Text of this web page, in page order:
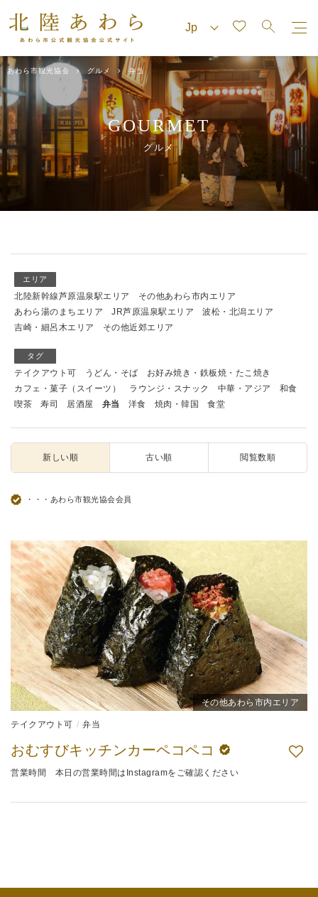
あわら市観光協会 グルメ 弁当
GOURMET
グルメ
エリア
北陸新幹線芦原温泉駅エリア
その他あわら市内エリア
あわら湯のまちエリア
JR芦原温泉駅エリア
波松・北潟エリア
吉崎・細呂木エリア
その他近郊エリア
タグ
テイクアウト可 うどん・そば
お好み焼き・鉄板焼・たこ焼き
カフェ・菓子（スイーツ）
ラウンジ・スナック 中華・アジア
和食
喫茶
寿司 居酒屋 弁当 洋食 焼肉・韓国 食堂
新しい順 古い順 閲覧数順
・・・あわら市観光協会会員
その他あわら市内エリア
テイクアウト可 弁当
おむすびキッチンカーペコペコ
営業時間 本日の営業時間はInstagramをご確認ください